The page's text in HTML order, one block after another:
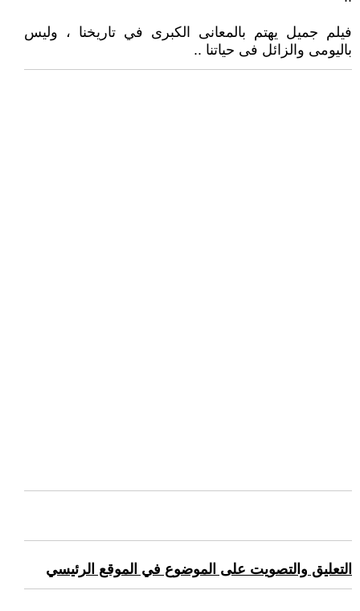
فيلم جميل يهتم بالمعانى الكبرى في تاريخنا ، وليس
باليومى والزائل فى حياتنا ..
التعليق والتصويت على الموضوع في الموقع الرئيسي